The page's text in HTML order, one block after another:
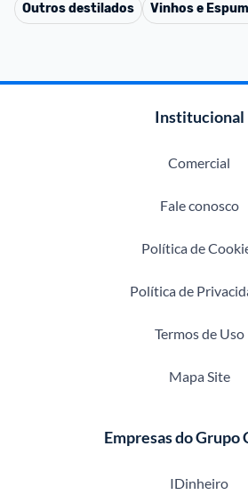
Outros destilados
Vinhos e
Institucional
Comercial
Fale conosco
Política de
Política de
Termos de Uso
Mapa Site
Empresas do Grupo
IDinheiro